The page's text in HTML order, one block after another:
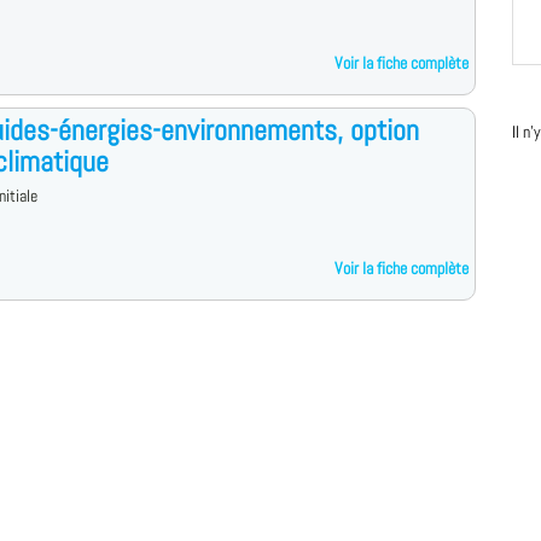
Voir la fiche complète
énergies-environnements, option
Voir la fiche complète
Il